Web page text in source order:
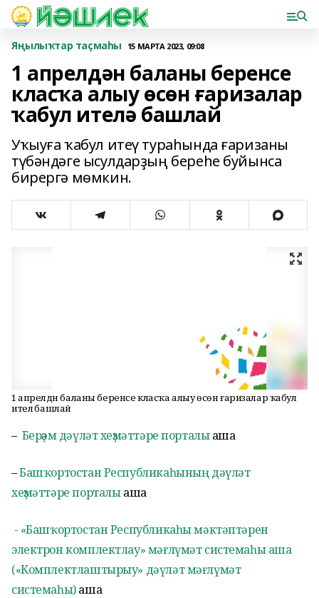
Яңылыҡтар таҫмаһы 15 МАРТА 2023, 09:08
1 апрелдән баланы беренсе
класҡа алыу өсөн ғаризалар
ҡабул ителә башлай
Уҡыуға ҡабул итеү тураһында ғаризаны
түбәндәге ысулдарҙың береһе буйынса
бирергә мөмкин.
1 апрелдән баланы беренсе класҡа алыу өсөн ғаризалар ҡабул
ителә башлай
– Берҙәм дәүләт хеҙмәттәре порталыаша
–Башҡортостан Республикаһының дәүләт
хеҙмәттәре порталыаша
- «Башҡортостан Республикаһы мәктәптәрен
электрон комплектлау» мәғлүмәт системаһы аша
(«Комплектлаштырыу» дәүләт мәғлүмәт
системаһы)аша